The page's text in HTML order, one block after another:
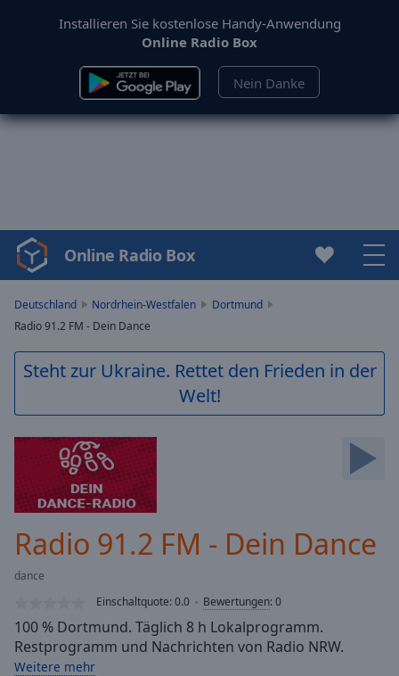
Installieren Sie kostenlose Handy-Anwendung
Online Radio Box
Nein Danke
Video
Player
loading.
Video
Play
Backward
Forward
Current
Time0:00
Duration -:-
0.00%
TypeLIVE
Seek to
live,
currently
Online Radio Box
Deutschland Nordrhein-Westfalen
Dortmund
Radio 91.2 FM - Dein Dance
Steht zur Ukraine. Rettet den Frieden in der
Welt!
Radio 91.2 FM - Dein Dance
dance
Einschaltquote:0.0 Bewertungen:0
100 % Dortmund. Täglich 8 h Lokalprogramm.
Restprogramm und Nachrichten von Radio NRW.
Weitere mehr